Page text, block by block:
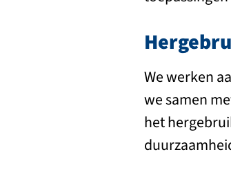
We werken
we samen
het